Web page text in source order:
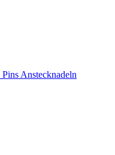
Pins Anstecknadeln